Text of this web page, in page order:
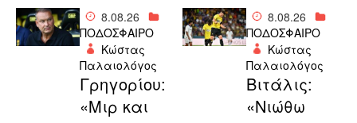
8.08.26
ΠΟΔΟΣΦΑΙΡΟ
Κώστας
Παλαιολόγος
Γρηγορίου:
«Μιρ και
8.08.26
ΠΟΔΟΣΦΑΙΡΟ
Κώστας
Παλαιολόγος
Βιτάλις:
«Νιώθω